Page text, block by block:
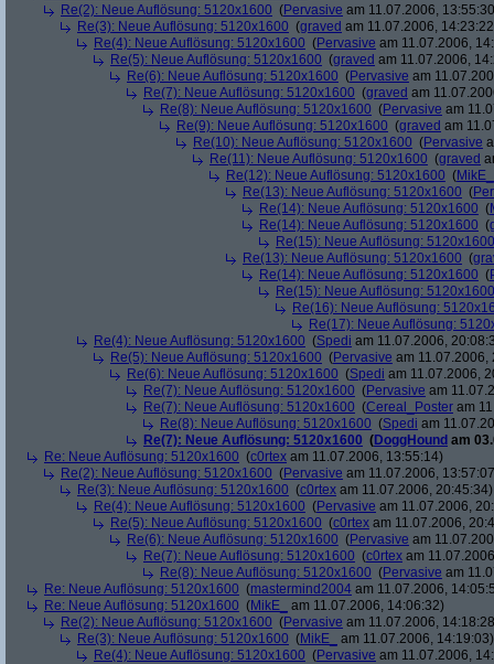
Re(2): Neue Auflösung: 5120x1600 (Pervasive am 11.07.2006,
Re(3): Neue Auflösung: 5120x1600 (graved am 11.07.2006,
Re(4): Neue Auflösung: 5120x1600 (Pervasive am 11.07.2006,
Re(5): Neue Auflösung: 5120x1600 (graved am 11.07.2006,
Re(6): Neue Auflösung: 5120x1600 (Pervasive am
Re(7): Neue Auflösung: 5120x1600 (graved am
Re(8): Neue Auflösung: 5120x1600 (Pervasive am
Re(9): Neue Auflösung: 5120x1600 (graved am
Re(10): Neue Auflösung: 5120x1600 (Pervasive
Re(11): Neue Auflösung: 5120x1600 (graved
Re(12): Neue Auflösung: 5120x1600 (MikE_
Re(13): Neue Auflösung: 5120x1600 (
Re(14): Neue Auflösung: 5120x1600 (
Re(14): Neue Auflösung: 5120x1600 (
Re(15): Neue Auflösung: 5120x1600
Re(13): Neue Auflösung: 5120x1600 (
Re(14): Neue Auflösung: 5120x1600 (
Re(15): Neue Auflösung: 5120x1600
Re(16): Neue Auflösung:
Re(17): Neue Auflösung:
Re(4): Neue Auflösung: 5120x1600 (Spedi am 11.07.2006,
Re(5): Neue Auflösung: 5120x1600 (Pervasive am 11.07.2006,
Re(6): Neue Auflösung: 5120x1600 (Spedi am 11.07.2006,
Re(7): Neue Auflösung: 5120x1600 (Pervasive am
Re(7): Neue Auflösung: 5120x1600 (Cereal_Poster am
Re(8): Neue Auflösung: 5120x1600 (Spedi am
Re(7): Neue Auflösung: 5120x1600 (DoggHound am
Re: Neue Auflösung: 5120x1600 (c0rtex am 11.07.2006, 13:55:14)
Re(2): Neue Auflösung: 5120x1600 (Pervasive am 11.07.2006,
Re(3): Neue Auflösung: 5120x1600 (c0rtex am 11.07.2006, 20:45:34)
Re(4): Neue Auflösung: 5120x1600 (Pervasive am 11.07.2006,
Re(5): Neue Auflösung: 5120x1600 (c0rtex am 11.07.2006,
Re(6): Neue Auflösung: 5120x1600 (Pervasive am
Re(7): Neue Auflösung: 5120x1600 (c0rtex am
Re(8): Neue Auflösung: 5120x1600 (Pervasive am
Re: Neue Auflösung: 5120x1600 (mastermind2004 am 11.07.2006,
Re: Neue Auflösung: 5120x1600 (MikE_
am 11.07.2006, 14:06:32)
Re(2): Neue Auflösung: 5120x1600 (Pervasive am 11.07.2006,
Re(3): Neue Auflösung: 5120x1600 (MikE_
am 11.07.2006, 14:19:03)
Re(4): Neue Auflösung: 5120x1600 (Pervasive am 11.07.2006,